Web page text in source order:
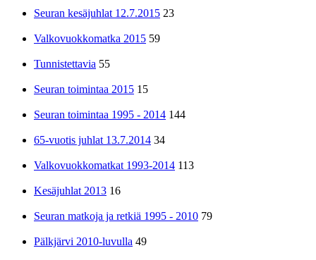
Seuran kesäjuhlat 12.7.2015 23
Valkovuokkomatka 2015 59
Tunnistettavia 55
Seuran toimintaa 2015 15
Seuran toimintaa 1995 - 2014 144
65-vuotis juhlat 13.7.2014 34
Valkovuokkomatkat 1993-2014 113
Kesäjuhlat 2013 16
Seuran matkoja ja retkiä 1995 - 2010 79
Pälkjärvi 2010-luvulla 49